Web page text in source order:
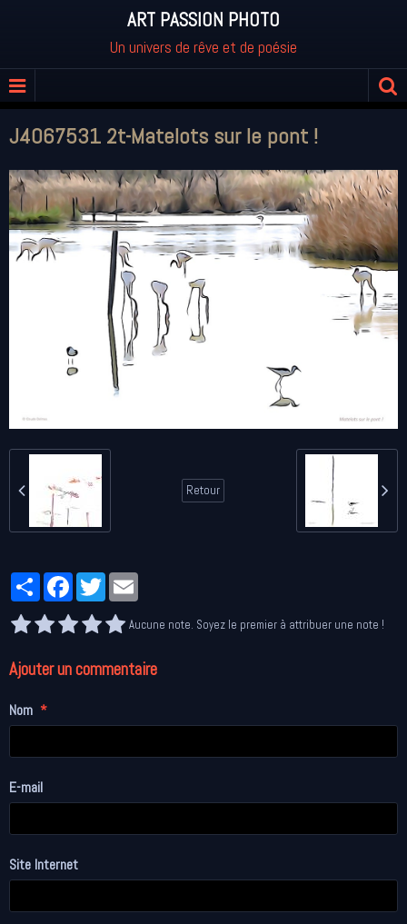
ART PASSION PHOTO
Un univers de rêve et de poésie
J4067531 2t-Matelots sur le pont !
Retour
PartagerFacebookTwitter
Aucune note. Soyez le premier à attribuer une note !
Ajouter un commentaire
Nom
E-mail
Site Internet